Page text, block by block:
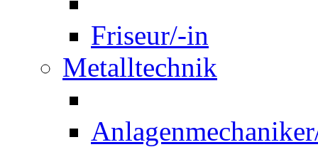
Friseur/-in
Metalltechnik